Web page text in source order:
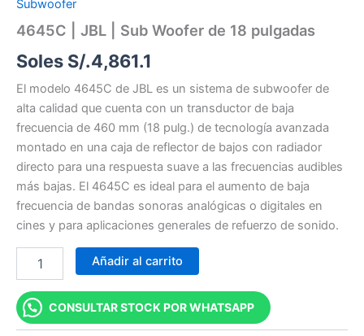
Subwoofer
4645C | JBL | Sub Woofer de 18 pulgadas
Soles S/.4,861.1
El modelo 4645C de JBL es un sistema de subwoofer de
alta calidad que cuenta con un transductor de baja
frecuencia de 460 mm (18 pulg.) de tecnología avanzada
montado en una caja de reflector de bajos con radiador
directo para una respuesta suave a las frecuencias audibles
más bajas. El 4645C es ideal para el aumento de baja
frecuencia de bandas sonoras analógicas o digitales en
cines y para aplicaciones generales de refuerzo de sonido.
Añadir al carrito
CONSULTAR STOCK POR WHATSAPP